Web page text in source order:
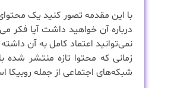
با این مقدمه تصور کنید یک
درباره آن خواهید داشت آیا
نمی‌توانید اعتماد کامل به آن
زمانی که محتوا تازه منتشر شده
شبکه‌های اجتماعی از جمله روبیکا